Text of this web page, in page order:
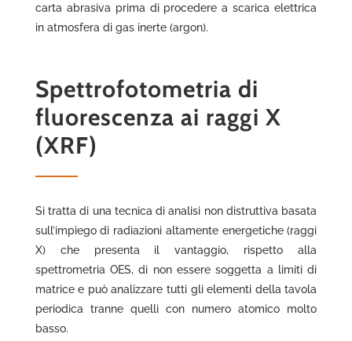
carta abrasiva prima di procedere a scarica elettrica
in atmosfera di gas inerte (argon).
Spettrofotometria di
fluorescenza ai raggi X
(XRF)
Si tratta di una tecnica di analisi non distruttiva basata
sull’impiego di radiazioni altamente energetiche (raggi
X) che presenta il vantaggio, rispetto alla
spettrometria OES, di non essere soggetta a limiti di
matrice e può analizzare tutti gli elementi della tavola
periodica tranne quelli con numero atomico molto
basso.